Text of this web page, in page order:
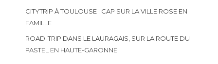
CITYTRIP À TOULOUSE : CAP SUR LA VILLE ROSE EN
FAMILLE
ROAD-TRIP DANS LE LAURAGAIS, SUR LA ROUTE DU
PASTEL EN HAUTE-GARONNE